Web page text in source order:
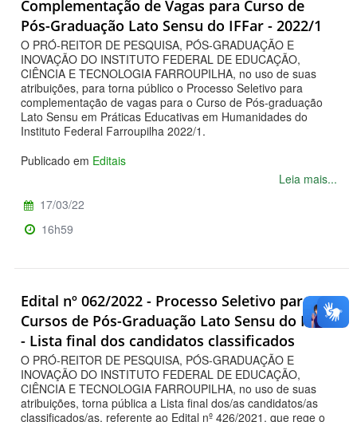
Complementação de Vagas para Curso de
Pós-Graduação Lato Sensu do IFFar - 2022/1
O PRÓ-REITOR DE PESQUISA, PÓS-GRADUAÇÃO E
INOVAÇÃO DO INSTITUTO FEDERAL DE EDUCAÇÃO,
CIÊNCIA E TECNOLOGIA FARROUPILHA, no uso de suas
atribuições, para torna público o Processo Seletivo para
complementação de vagas para o Curso de Pós-graduação
Lato Sensu em Práticas Educativas em Humanidades do
Instituto Federal Farroupilha 2022/1.
Publicado em Editais
Leia mais...
17/03/22
16h59
Edital nº 062/2022 - Processo Seletivo para os
Cursos de Pós-Graduação Lato Sensu do IFFar
- Lista final dos candidatos classificados
O PRÓ-REITOR DE PESQUISA, PÓS-GRADUAÇÃO E
INOVAÇÃO DO INSTITUTO FEDERAL DE EDUCAÇÃO,
CIÊNCIA E TECNOLOGIA FARROUPILHA, no uso de suas
atribuições, torna pública a Lista final dos/as candidatos/as
classificados/as, referente ao Edital nº 426/2021, que rege o